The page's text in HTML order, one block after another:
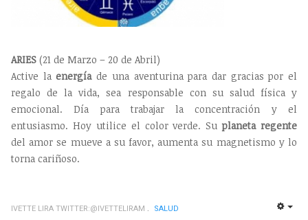
ARIES (21 de Marzo – 20 de Abril)
Active laenergíade una aventurina para dar gracias por el
regalo de la vida, sea responsable con su salud física y
emocional. Día para trabajar la concentración y el
entusiasmo. Hoy utilice el color verde. Suplaneta regente
del amor se mueve a su favor, aumenta su magnetismo y lo
torna cariñoso.
IVETTE LIRA TWITTER:@IVETTELIRAM
SALUD